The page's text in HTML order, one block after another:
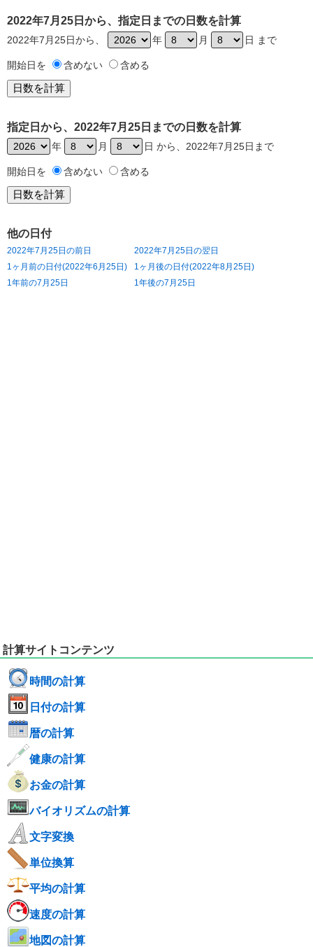
2022年7月25日から、指定日までの日数を計算
2022年7月25日から、 年 月 日 まで
開始日を 含めない 含める
指定日から、2022年7月25日までの日数を計算
年 月 日 から、2022年7月25日まで
開始日を 含めない 含める
他の日付
2022年7月25日の前日
2022年7月25日の翌日
1ヶ月前の日付(2022年6月25日)
1ヶ月後の日付(2022年8月25日)
1年前の7月25日
1年後の7月25日
計算サイトコンテンツ
時間の計算
日付の計算
暦の計算
健康の計算
お金の計算
バイオリズムの計算
文字変換
単位換算
平均の計算
速度の計算
地図の計算